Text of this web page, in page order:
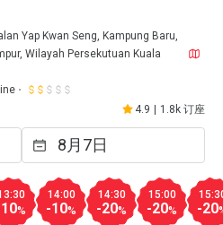
Yap Kwan Seng, Kampung Baru,
Wilayah Persekutuan Kuala
4.9 1.8k 订座
%
14:00
-10%
14:30
-20%
15:00
-20% -20